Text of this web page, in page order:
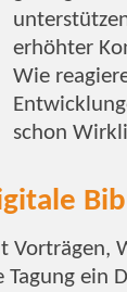
erhöhter
Wie
schon
Vorträgen,
Tagung ein